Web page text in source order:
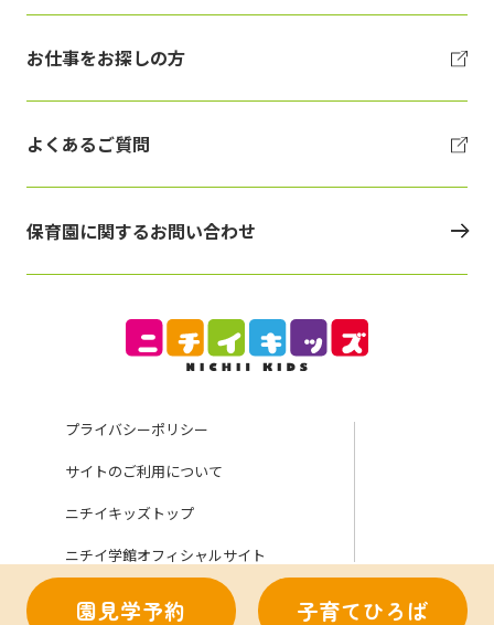
園見学予約 子育てひろば
プライバシーポリシー
サイトのご利用について
ニチイキッズトップ
ニチイ学館オフィシャルサイト
お仕事をお探しの方
よくあるご質問
保育園に関するお問い合わせ